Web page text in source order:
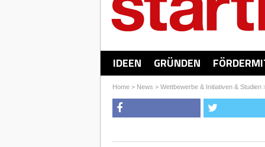
IDEEN GRÜNDEN
Home> News > Wettbewerbe & Initiativen & Studien